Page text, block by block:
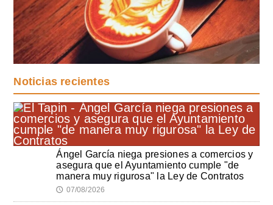
Noticias recientes
Ángel García niega presiones a comercios y
asegura que el Ayuntamiento cumple "de
manera muy rigurosa" la Ley de Contratos
🕔 07/08/2026